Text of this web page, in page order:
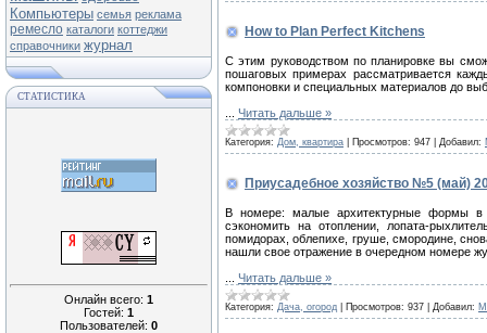
Компьютеры семья реклама
ремесло каталоги коттеджи
справочники журнал
СТАТИСТИКА
Онлайн всего: 1
Гостей: 1
Пользователей: 0
How to Plan Perfect Kitchens
С этим руководством по планировке вы
пошаговых примерах рассматривается
компоновки и специальных материалов до
Читать дальше »
Категория: Дом, квартира Просмотров: 947 Добавил:
Приусадебное хозяйство №5 (май)
В номере: малые архитектурные формы в
сэкономить на отоплении, лопата-
помидорах, облепихе, груше, смородине,
нашли свое отражение в очередном номере
Читать дальше »
Категория: Дача, огород Просмотров: 937 Добавил: